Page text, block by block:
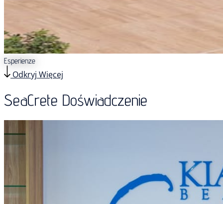
Esperienze
Odkryj Więcej
SeaCrete Doświadczenie